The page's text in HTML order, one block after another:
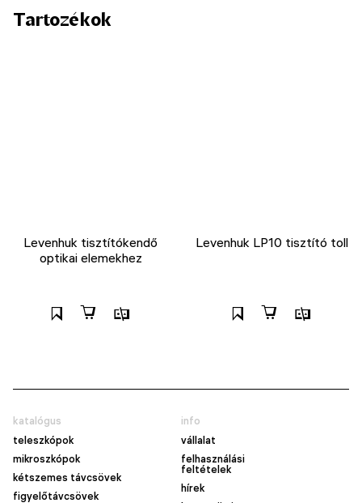
Tartozékok
Levenhuk tisztítókendő
optikai elemekhez
Levenhuk LP10 tisztító toll
katalógus
teleszkópok
mikroszkópok
kétszemes távcsövek
figyelőtávcsövek
info
vállalat
felhasználási
feltételek
hírek